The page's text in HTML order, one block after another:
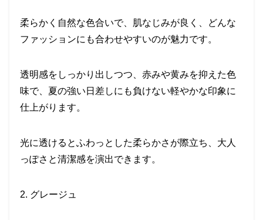
柔らかく自然な色合いで、肌なじみが良く、どんな
ファッションにも合わせやすいのが魅力です。
透明感をしっかり出しつつ、赤みや黄みを抑えた色
味で、夏の強い日差しにも負けない軽やかな印象に
仕上がります。
光に透けるとふわっとした柔らかさが際立ち、大人
っぽさと清潔感を演出できます。
2. グレージュ